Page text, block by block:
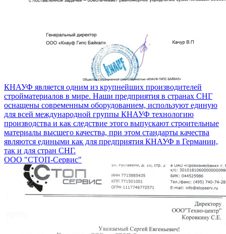
КНАУФ является одним из крупнейших производителей
стройматериалов в мире. Наши предприятия в странах СНГ
оснащены современным оборудованием, используют единую
для всей международной группы КНАУФ технологию
производства и как следствие этого выпускают строительные
материалы высшего качества, при этом стандарты качества
являются едиными как для предприятия КНАУФ в Германии,
так и для стран СНГ.
ООО "СТОП-Сервис"